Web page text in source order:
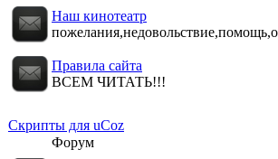
Наш кинотеатp
Правила сайта
ВСЕМ ЧИТАТЬ!!!
Скрипты для uCoz
Форум